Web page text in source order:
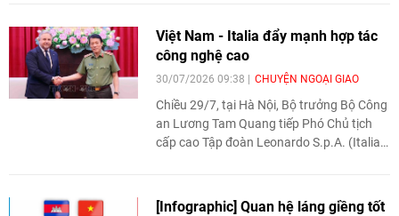
Việt Nam - Italia đẩy mạnh hợp tác
công nghệ cao
30/07/2026 09:38 CHUYỆN NGOẠI GIAO
Chiều 29/7, tại Hà Nội, Bộ trưởng Bộ Công
an Lương Tam Quang tiếp Phó Chủ tịch
cấp cao Tập đoàn Leonardo S.p.A. (Italia)
[Infographic] Quan hệ láng giềng tốt